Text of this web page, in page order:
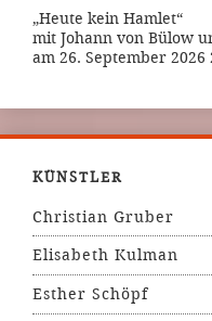
„Heute kein Hamlet“
mit Johann von Bülow
am 26. September 2026
KÜNSTLER
Christian Gruber
Elisabeth Kulman
Esther Schöpf